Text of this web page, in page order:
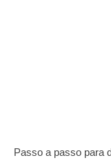
Passo a passo para